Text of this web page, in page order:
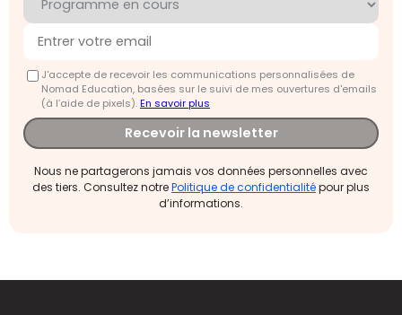
J'accepte de recevoir les communications personnalisées de
Nomad Education, basées sur le suivi de mes ouvertures d'emails
(à l’aide de pixels).En savoir plus
Recevoir la newsletter
Nous ne partagerons jamais vos données personnelles avec
des tiers. Consultez notrePolitique de confidentialitépour plus
d’informations.